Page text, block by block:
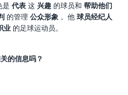
是 代表 这 兴趣 的球员和 帮助他们
的管理 公众形象 ， 他 球员经纪人
业 的足球运动员。
的信息吗？